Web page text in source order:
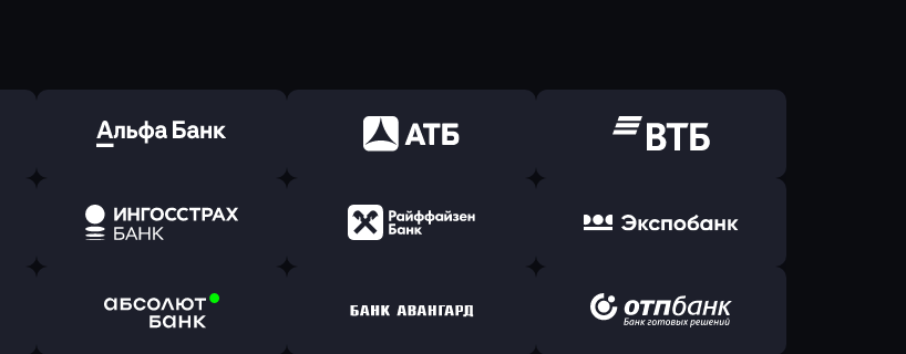
Оправить заявку
в Альфа-Банк
Оправить заявку
в АТБ Банк
в ВТБ
Оправить заявку
в Ингосстрах Банк
в Райффайзен Банк
Оправить заявку
в Экспобанк